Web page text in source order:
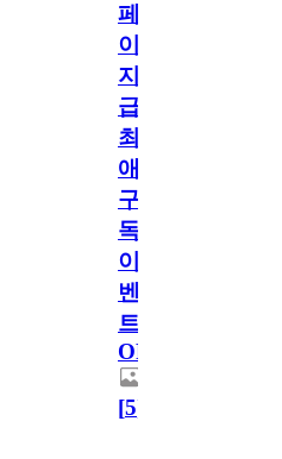
페
이
지
급!
최
애
구
독
이
벤
트
OPEN!
[5]